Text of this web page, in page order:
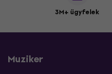
3M+ ügyfelek
Muziker